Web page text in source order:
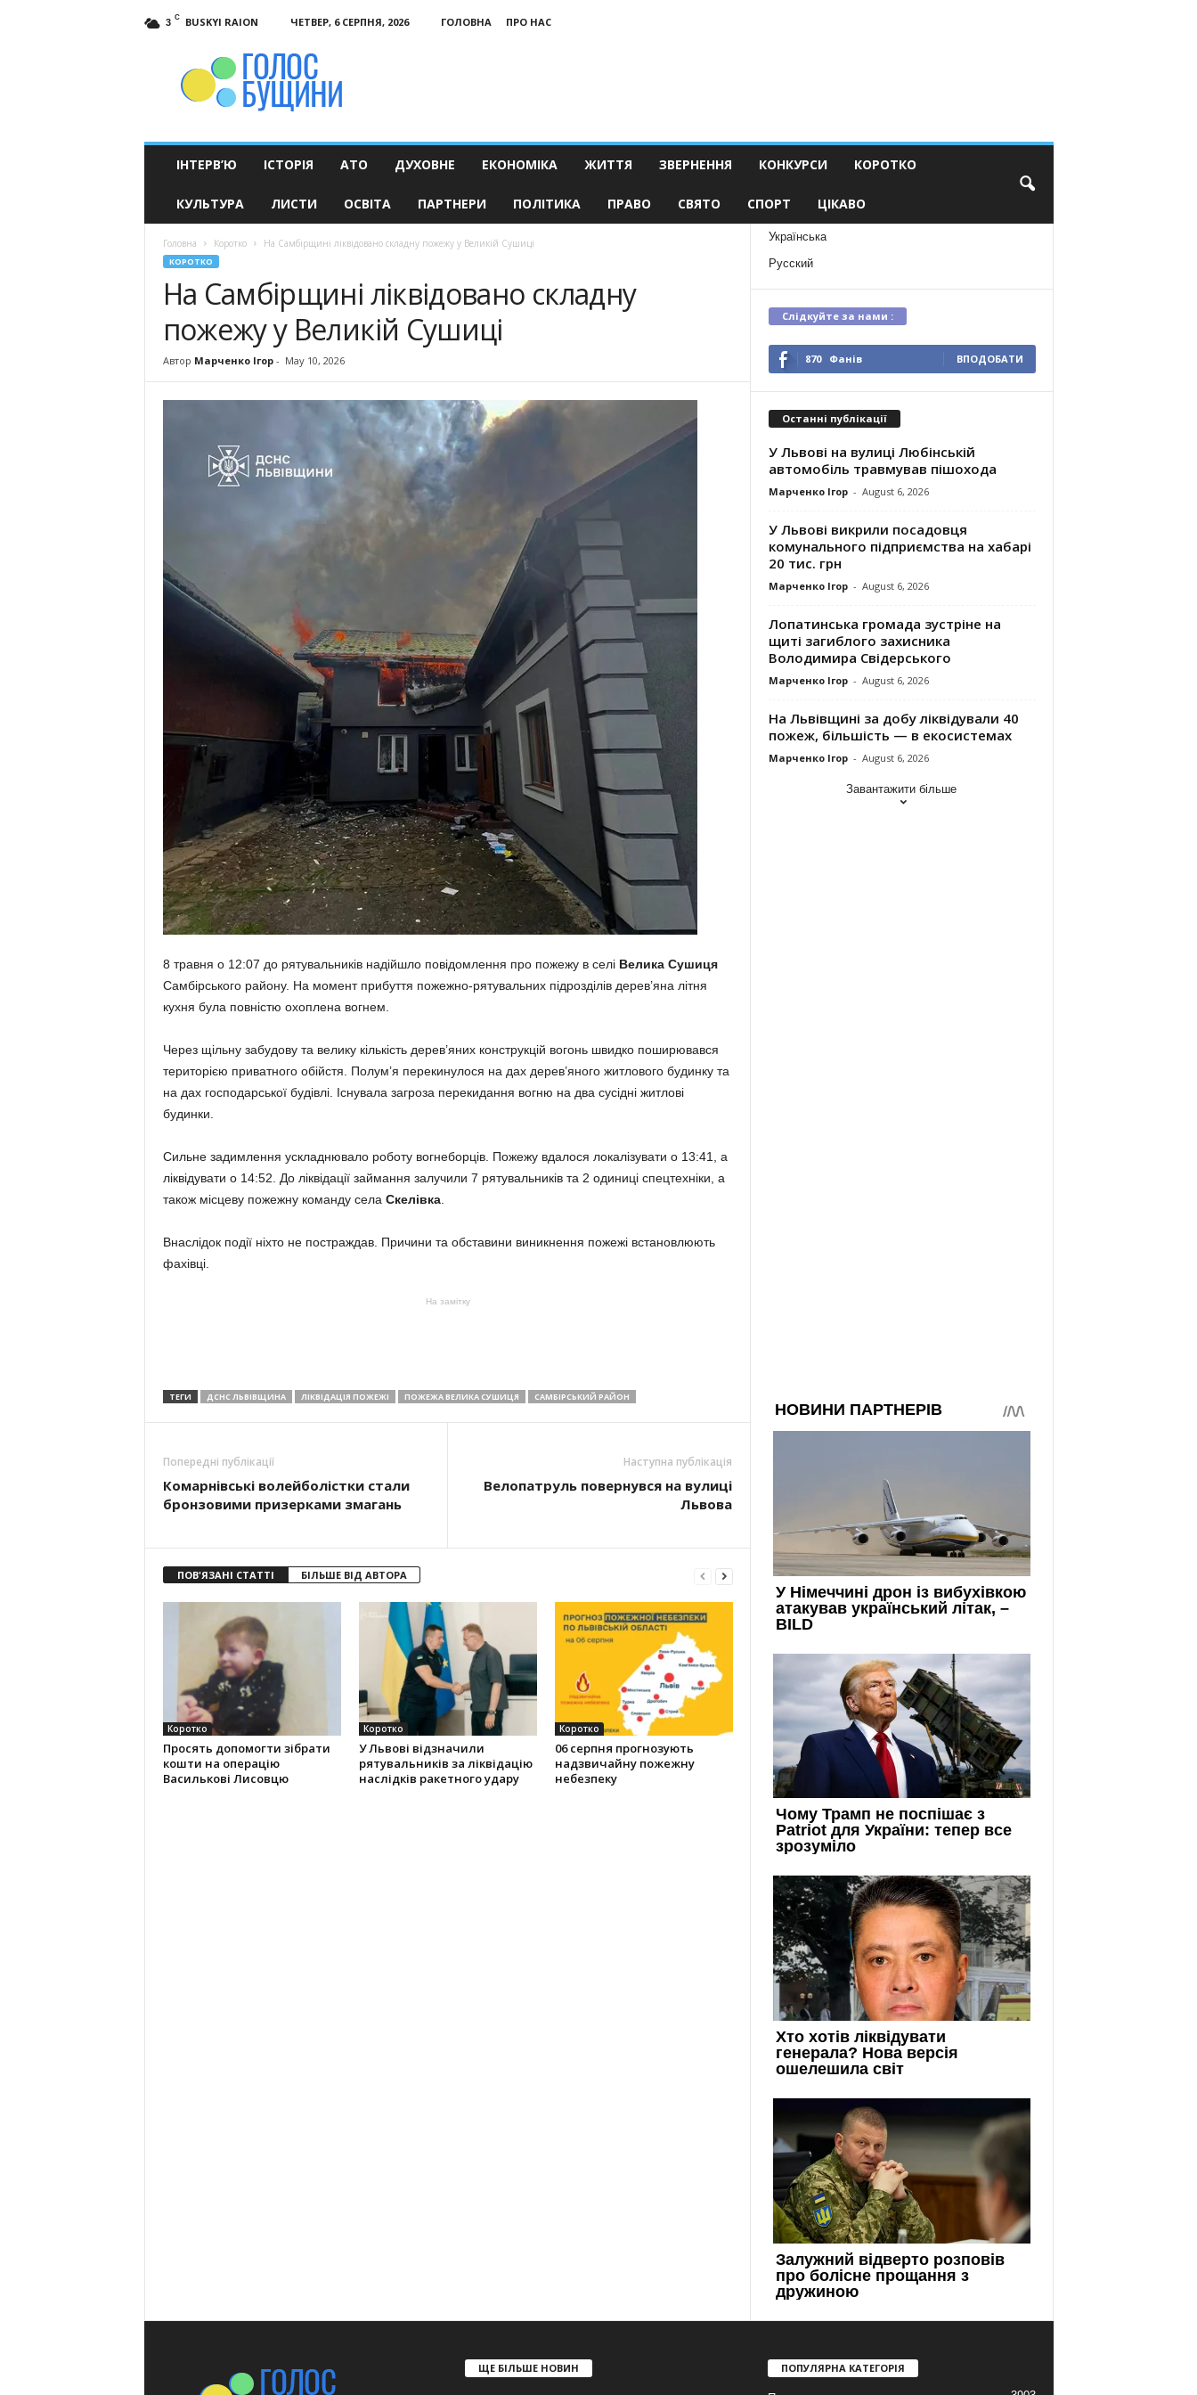
3 C BUSKYI RAION ЧЕТВЕР, 6 СЕРПНЯ, 2026 ГОЛОВНА
ПРО НАС
ІНТЕРВ’Ю ІСТОРІЯ АТО ДУХОВНЕ ЕКОНОМІКА ЖИТТЯ ЗВЕРНЕННЯ КОНКУРСИ КОРОТКО
КУЛЬТУРА ЛИСТИ ОСВІТА ПАРТНЕРИ ПОЛІТИКА ПРАВО СВЯТО СПОРТ ЦІКАВО
Головна Коротко На Самбірщині ліквідовано складну пожежу у Великій Сушиці
КОРОТКО
На Самбірщині ліквідовано складну
пожежу у Великій Сушиці
Автор Марченко Ігор- May 10, 2026
8 травня о 12:07 до рятувальників надійшло повідомлення про пожежу в селі Велика Сушиця
Самбірського району. На момент прибуття пожежно-рятувальних підрозділів дерев’яна літня
кухня була повністю охоплена вогнем.
Через щільну забудову та велику кількість дерев’яних конструкцій вогонь швидко поширювався
територією приватного обійстя. Полум’я перекинулося на дах дерев’яного житлового будинку та
на дах господарської будівлі. Існувала загроза перекидання вогню на два сусідні житлові
будинки.
Сильне задимлення ускладнювало роботу вогнеборців. Пожежу вдалося локалізувати о 13:41, а
ліквідувати о 14:52. До ліквідації займання залучили 7 рятувальників та 2 одиниці спецтехніки, а
також місцеву пожежну команду села Скелівка.
Внаслідок події ніхто не постраждав. Причини та обставини виникнення пожежі встановлюють
фахівці.
На замітку
ТЕГИ ДСНС ЛЬВІВЩИНА ЛІКВІДАЦІЯ ПОЖЕЖІ ПОЖЕЖА ВЕЛИКА СУШИЦЯ САМБІРСЬКИЙ РАЙОН
Попередні публікації
Комарнівські волейболістки стали
бронзовими призерками змагань
Наступна публікація
Велопатруль повернувся на вулиці
Львова
ПОВ'ЯЗАНІ СТАТТІ БІЛЬШЕ ВІД АВТОРА
Коротко
Просять допомогти зібрати
кошти на операцію
Василькові Лисовцю
Коротко
У Львові відзначили
рятувальників за ліквідацію
наслідків ракетного удару
Коротко
06 серпня прогнозують
надзвичайну пожежну
небезпеку
Українська
Русский
Слідкуйте за нами :
870 Фанів ВПОДОБАТИ
Останні публікації
У Львові на вулиці Любінській
автомобіль травмував пішохода
Марченко Ігор - August 6, 2026
У Львові викрили посадовця
комунального підприємства на хабарі
20 тис. грн
Марченко Ігор - August 6, 2026
Лопатинська громада зустріне на
щиті загиблого захисника
Володимира Свідерського
Марченко Ігор - August 6, 2026
На Львівщині за добу ліквідували 40
пожеж, більшість — в екосистемах
Марченко Ігор - August 6, 2026
Завантажити більше
ЩЕ БІЛЬШЕ НОВИН ПОПУЛЯРНА КАТЕГОРІЯ